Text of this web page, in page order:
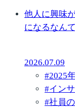
他人に興味
になるなん
2026.07.09
#2025
#イン
#社員